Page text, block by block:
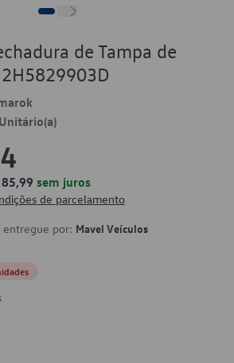
de Tampa de
Unitário(a)
sem juros
de parcelamento
entregue por: Mavel Veículos